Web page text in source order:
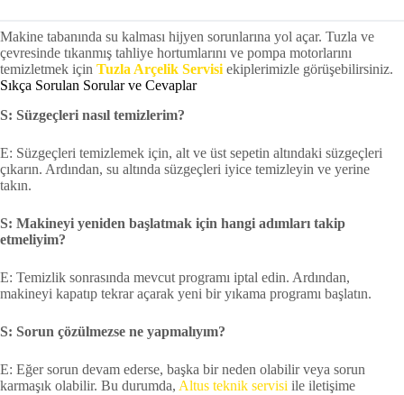
Makine tabanında su kalması hijyen sorunlarına yol açar. Tuzla ve
çevresinde tıkanmış tahliye hortumlarını ve pompa motorlarını
temizletmek için Tuzla Arçelik Servisi ekiplerimizle görüşebilirsiniz.
Sıkça Sorulan Sorular ve Cevaplar
S: Süzgeçleri nasıl temizlerim?
E: Süzgeçleri temizlemek için, alt ve üst sepetin altındaki süzgeçleri
çıkarın. Ardından, su altında süzgeçleri iyice temizleyin ve yerine
takın.
S: Makineyi yeniden başlatmak için hangi adımları takip
etmeliyim?
E: Temizlik sonrasında mevcut programı iptal edin. Ardından,
makineyi kapatıp tekrar açarak yeni bir yıkama programı başlatın.
S: Sorun çözülmezse ne yapmalıyım?
E: Eğer sorun devam ederse, başka bir neden olabilir veya sorun
karmaşık olabilir. Bu durumda, Altus teknik servisi ile iletişime